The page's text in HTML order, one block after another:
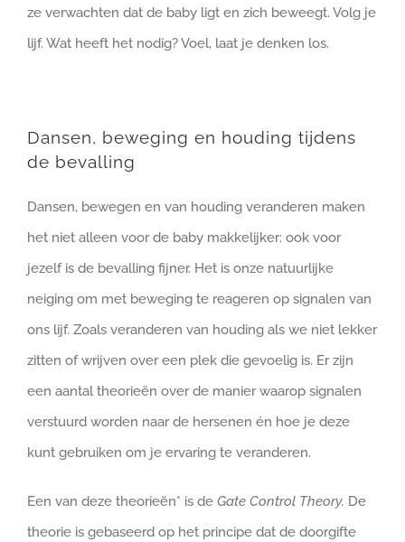
ze verwachten dat de baby ligt en zich beweegt. Volg je
lijf. Wat heeft het nodig? Voel, laat je denken los.
Dansen, beweging en houding tijdens
de bevalling
Dansen, bewegen en van houding veranderen maken
het niet alleen voor de baby makkelijker: ook voor
jezelf is de bevalling fijner. Het is onze natuurlijke
neiging om met beweging te reageren op signalen van
ons lijf. Zoals veranderen van houding als we niet lekker
zitten of wrijven over een plek die gevoelig is. Er zijn
een aantal theorieën over de manier waarop signalen
verstuurd worden naar de hersenen én hoe je deze
kunt gebruiken om je ervaring te veranderen.
Een van deze theorieën* is de Gate Control Theory. De
theorie is gebaseerd op het principe dat de doorgifte